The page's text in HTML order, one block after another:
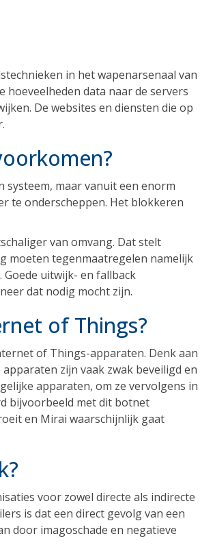
in het wapenarsenaal van
hoeveelheden data naar de servers
De websites en diensten die op
systeem, maar vanuit een enorm
te onderscheppen. Het blokkeren
van omvang. Dat stelt
moeten tegenmaatregelen namelijk
uitwijk- en fallback
dat nodig mocht zijn.
of Things?
of Things-apparaten. Denk aan
zijn vaak zwak beveiligd en
apparaten, om ze vervolgens in
bijvoorbeeld met dit botnet
en Mirai waarschijnlijk gaat
voor zowel directe als indirecte
is dat een direct gevolg van een
door imagoschade en negatieve